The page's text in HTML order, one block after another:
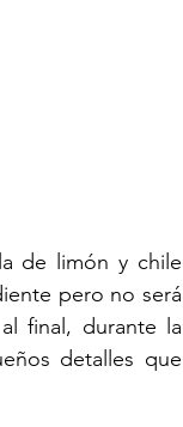
de limón y chile
pero no será
final, durante la
detalles que